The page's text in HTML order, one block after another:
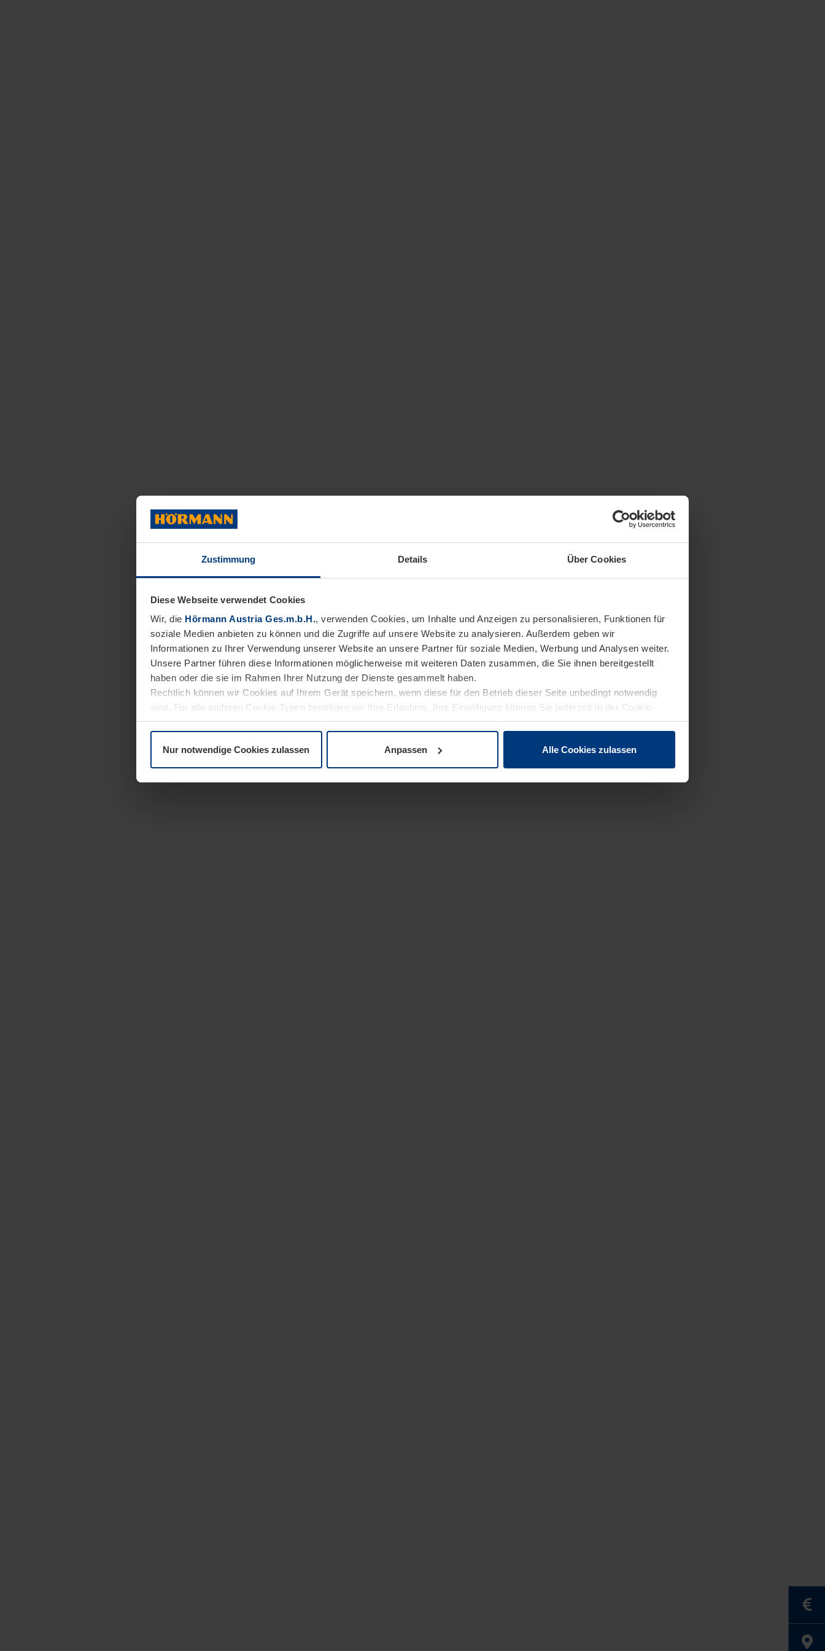
Zustimmung Details Über Cookies
Diese Webseite verwendet Cookies
Wir, die Hörmann Austria Ges.m.b.H., verwenden Cookies, um Inhalte und Anzeigen zu personalisieren, Funktionen für
soziale Medien anbieten zu können und die Zugriffe auf unsere Website zu analysieren. Außerdem geben wir
Informationen zu Ihrer Verwendung unserer Website an unsere Partner für soziale Medien, Werbung und Analysen weiter.
Unsere Partner führen diese Informationen möglicherweise mit weiteren Daten zusammen, die Sie ihnen bereitgestellt
haben oder die sie im Rahmen Ihrer Nutzung der Dienste gesammelt haben.
Rechtlich können wir Cookies auf Ihrem Gerät speichern, wenn diese für den Betrieb dieser Seite unbedingt notwendig
sind. Für alle anderen Cookie-Typen benötigen wir Ihre Erlaubnis. Ihre Einwilligung können Sie jederzeit in der Cookie-
Erläuterung auf der SeiteDatenschutzerklärungunserer Website ändern oder widerrufen.
Nur notwendige Cookies zulassen Anpassen Alle Cookies zulassen